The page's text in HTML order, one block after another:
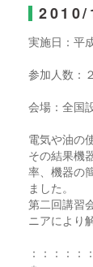
2010/
実施日：平
参加人数：
会場：全国
電気や油の
その結果機
率、機器の
ました。
第二回講習
ニアにより
：：：：：